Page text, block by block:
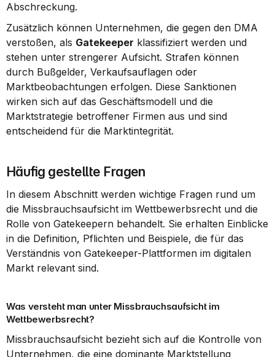
Abschreckung.
Zusätzlich können Unternehmen, die gegen den DMA
verstoßen, als Gatekeeper klassifiziert werden und
stehen unter strengerer Aufsicht. Strafen können
durch Bußgelder, Verkaufsauflagen oder
Marktbeobachtungen erfolgen. Diese Sanktionen
wirken sich auf das Geschäftsmodell und die
Marktstrategie betroffener Firmen aus und sind
entscheidend für die Marktintegrität.
Häufig gestellte Fragen
In diesem Abschnitt werden wichtige Fragen rund um
die Missbrauchsaufsicht im Wettbewerbsrecht und die
Rolle von Gatekeepern behandelt. Sie erhalten Einblicke
in die Definition, Pflichten und Beispiele, die für das
Verständnis von Gatekeeper-Plattformen im digitalen
Markt relevant sind.
Was versteht man unter Missbrauchsaufsicht im
Wettbewerbsrecht?
Missbrauchsaufsicht bezieht sich auf die Kontrolle von
Unternehmen, die eine dominante Marktstellung